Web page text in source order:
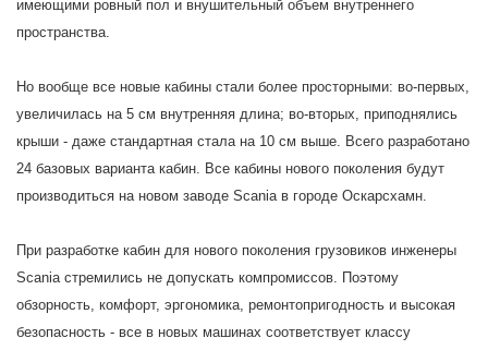
имеющими ровный пол и внушительный объем внутреннего
пространства.
Но вообще все новые кабины стали более просторными: во-первых,
увеличилась на 5 см внутренняя длина; во-вторых, приподнялись
крыши - даже стандартная стала на 10 см выше. Всего разработано
24 базовых варианта кабин. Все кабины нового поколения будут
производиться на новом заводе Scania в городе Оскарсхамн.
При разработке кабин для нового поколения грузовиков инженеры
Scania стремились не допускать компромиссов. Поэтому
обзорность, комфорт, эргономика, ремонтопригодность и высокая
безопасность - все в новых машинах соответствует классу